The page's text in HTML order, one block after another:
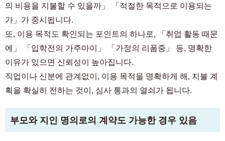
의 비용을 지불할 수 있을까」 「적절한 목적으로 이용되는
가」가 중시됩니다.
또, 이용 목적도 확인되는 포인트의 하나로, 「취업 활동 때문
에」 「입학전의 가주마이」 「가정의 리폼중」 등, 명확한
이유가 있으면 신뢰성이 높아집니다.
직업이나 신분에 관계없이, 이용 목적을 명확하게 해, 지불 계
획을 확실히 전하는 것이, 심사 통과의 열쇠가 됩니다.
부모와 지인 명의로의 계약도 가능한 경우 있음